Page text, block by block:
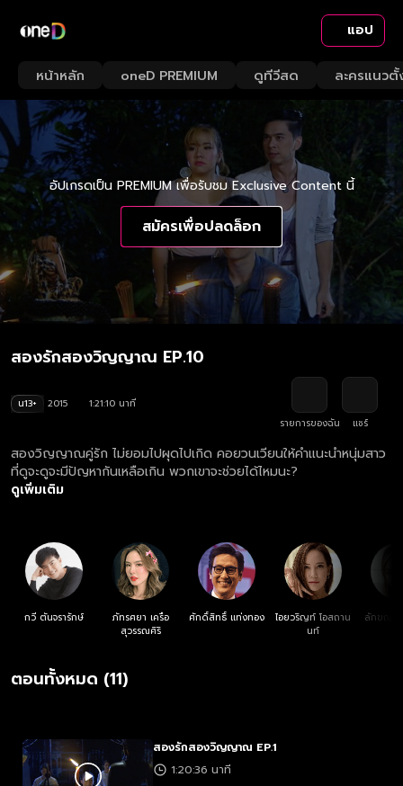
แอป
หน้าหลัก oneD PREMIUM ดูทีวีสด ละครแนวตั้
อัปเกรดเป็น PREMIUM เพื่อรับชม Exclusive Content นี้
สมัครเพื่อปลดล็อก
สองรักสองวิญญาณ EP.10
น13+ 2015
1:21:10 นาที
รายการของฉัน
แชร์
สองวิญญาณคู่รัก ไม่ยอมไปผุดไปเกิด คอยวนเวียนให้คำแนะนำหนุ่มสาว
ที่ดูจะดูจะมีปัญหากันเหลือเกิน พวกเขาจะช่วยได้ไหมนะ?
ดูเพิ่มเติม
กวี ตันจรารักษ์
ภัทรศยา เครือ
สุวรรณศิริ
ศักดิ์สิทธิ์ แท่งทอง
ไอยวริญท์ โอสถาน
นท์
ลักขณา
ตอนทั้งหมด (11)
สองรักสองวิญญาณ EP.1
1:20:36 นาที